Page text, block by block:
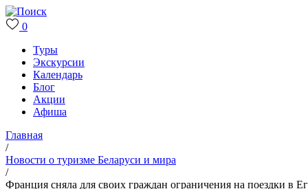
0
Туры
Экскурсии
Календарь
Блог
Акции
Афиша
Главная
/
Новости о туризме Беларуси и мира
/
Франция сняла для своих граждан ограничения на поездки в